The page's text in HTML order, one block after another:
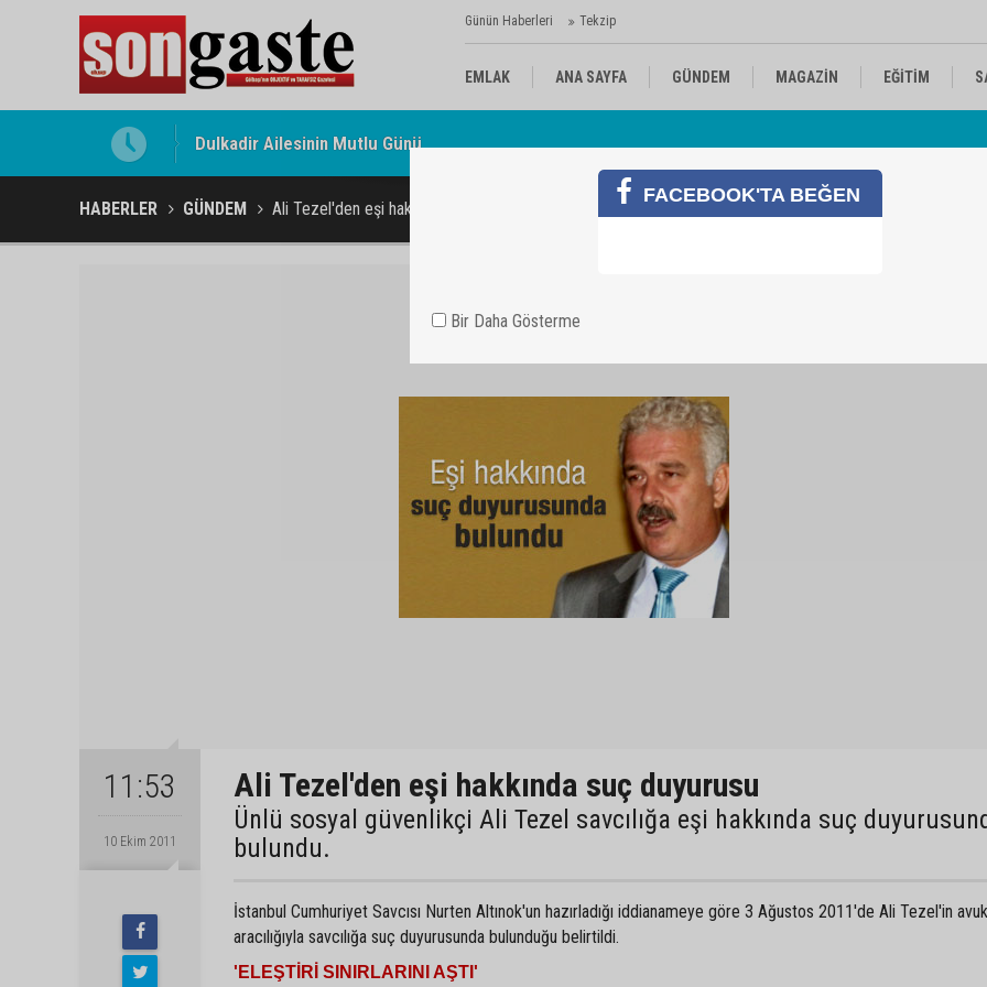
Günün Haberleri Tekzip
EMLAK ANA SAYFA GÜNDEM MAGAZİN EĞİTİM
Gölbaşı Esnafının Sesi Ankara Kalkınma Ajansı'nda
HABERLER GÜNDEM Ali Tezel'den eşi hakkında suç duyurusu
11:53
10 Ekim 2011
Ali Tezel'den eşi hakkında suç duyurusu
Ünlü sosyal güvenlikçi Ali Tezel savcılığa eşi hakkında suç
bulundu.
İstanbul Cumhuriyet Savcısı Nurten Altınok'un hazırladığı iddianameye göre 3 Ağustos 2011'de Ali Tezel'in
aracılığıyla savcılığa suç duyurusunda bulunduğu belirtildi.
'ELEŞTİRİ SINIRLARINI AŞTI'
FACEBOOK'TA BEĞEN
Bir Daha Gösterme